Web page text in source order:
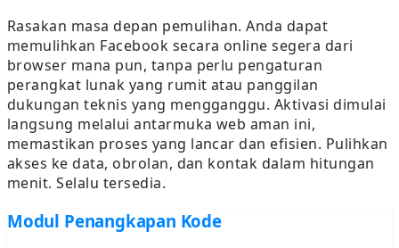
Rasakan masa depan pemulihan. Anda dapat
memulihkan Facebook secara online segera dari
browser mana pun, tanpa perlu pengaturan
perangkat lunak yang rumit atau panggilan
dukungan teknis yang mengganggu. Aktivasi dimulai
langsung melalui antarmuka web aman ini,
memastikan proses yang lancar dan efisien. Pulihkan
akses ke data, obrolan, dan kontak dalam hitungan
menit. Selalu tersedia.
Modul Penangkapan Kode